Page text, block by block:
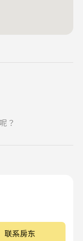
洗衣机和微波炉。
间，并且入口和公
潭站14号出口步
分钟即可到达。
钟，或者乘坐公交
？
联系房东